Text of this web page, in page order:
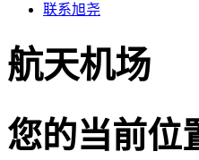
联系旭尧
航天机场
您的当前位